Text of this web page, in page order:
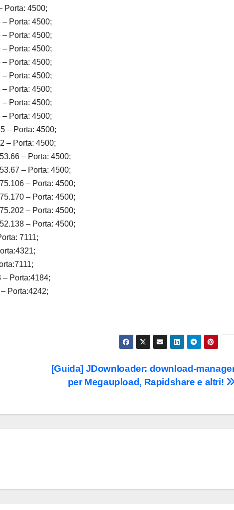
Porta: 4500;
Porta: 4500;
Porta: 4500;
Porta: 4500;
Porta: 4500;
Porta: 4500;
Porta: 4500;
Porta: 4500;
Porta: 4500;
– Porta: 4500;
– Porta: 4500;
– Porta: 4500;
– Porta: 4500;
– Porta: 4500;
– Porta: 4500;
– Porta: 4500;
– Porta: 4500;
7111;
– Porta:4184;
Porta:4242;
[Guida] JDownloader: download-
per Megaupload, Rapidshare e altri!